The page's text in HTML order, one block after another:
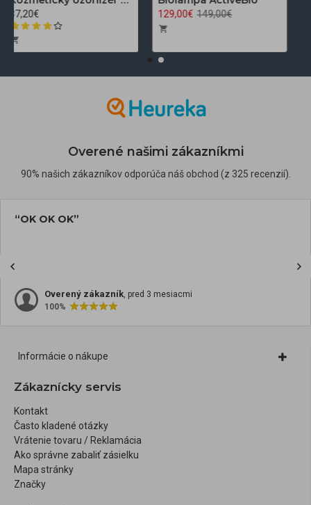
37,20€ 129,00€ 149,00€
Overené našimi zákazníkmi
90% našich zákazníkov odporúča náš obchod (z 325 recenzií).
“OK OK OK”
Overený zákazník, pred 3 mesiacmi
100%
Informácie o nákupe
Zákaznícky servis
Kontakt
Často kladené otázky
Vrátenie tovaru / Reklamácia
Ako správne zabaliť zásielku
Mapa stránky
Značky